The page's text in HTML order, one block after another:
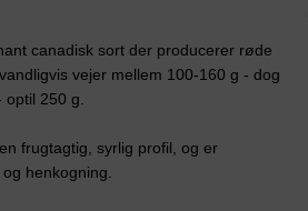
canadisk sort der producerer røde
vejer mellem 100-160 g - dog
250 g.
frugtagtig, syrlig profil, og er
henkogning.